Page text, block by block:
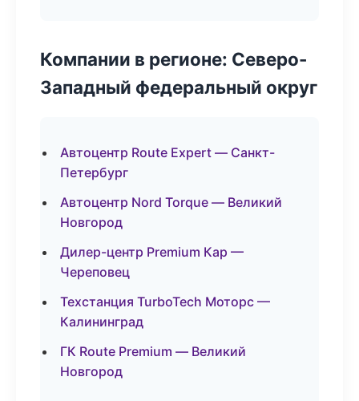
Компании в регионе: Северо-
Западный федеральный округ
Автоцентр Route Expert — Санкт-
Петербург
Автоцентр Nord Torque — Великий
Новгород
Дилер-центр Premium Кар —
Череповец
Техстанция TurboTech Моторс —
Калининград
ГК Route Premium — Великий
Новгород